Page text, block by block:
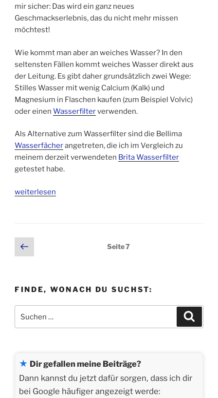
mir sicher: Das wird ein ganz neues
Geschmackserlebnis, das du nicht mehr missen
möchtest!
Wie kommt man aber an weiches Wasser? In den
seltensten Fällen kommt weiches Wasser direkt aus
der Leitung. Es gibt daher grundsätzlich zwei Wege:
Stilles Wasser mit wenig Calcium (Kalk) und
Magnesium in Flaschen kaufen (zum Beispiel Volvic)
oder einen Wasserfilterverwenden.
Als Alternative zum Wasserfilter sind die Bellima
Wasserfächerangetreten, die ich im Vergleich zu
meinem derzeit verwendeten Brita Wasserfilter
getestet habe.
„Bellima
weiterlesen
Seitennummerierung
der
Vorherige
Seite
Seite7
FINDE, WONACH DU SUCHST:
Suchen
★ Dir gefallen meine Beiträge?
Dann kannst du jetzt dafür sorgen, dass ich dir
bei Google häufiger angezeigt werde: